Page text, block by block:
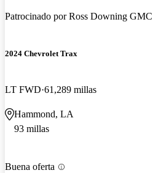
Patrocinado porRoss Downing GMC
2024 Chevrolet Trax
LT FWD 61,289 millas
Hammond, LA
93 millas
Buena oferta